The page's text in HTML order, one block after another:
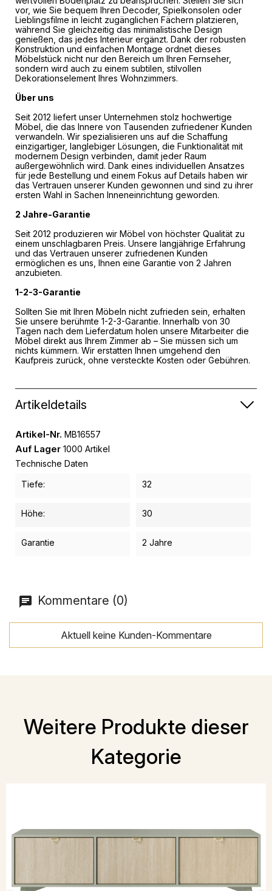
vor, wie Sie bequem Ihren Decoder, Spielkonsolen oder
Lieblingsfilme in leicht zugänglichen Fächern platzieren,
während Sie gleichzeitig das minimalistische Design
genießen, das jedes Interieur ergänzt. Dank der robusten
Konstruktion und einfachen Montage ordnet dieses
Möbelstück nicht nur den Bereich um Ihren Fernseher,
sondern wird auch zu einem subtilen, stilvollen
Dekorationselement Ihres Wohnzimmers.
Über uns
Seit 2012 liefert unser Unternehmen stolz hochwertige
Möbel, die das Innere von Tausenden zufriedener Kunden
verwandeln. Wir spezialisieren uns auf die Schaffung
einzigartiger, langlebiger Lösungen, die Funktionalität mit
modernem Design verbinden, damit jeder Raum
außergewöhnlich wird. Dank eines individuellen Ansatzes
für jede Bestellung und einem Fokus auf Details haben wir
das Vertrauen unserer Kunden gewonnen und sind zu ihrer
ersten Wahl in Sachen Inneneinrichtung geworden.
2 Jahre-Garantie
Seit 2012 produzieren wir Möbel von höchster Qualität zu
einem unschlagbaren Preis. Unsere langjährige Erfahrung
und das Vertrauen unserer zufriedenen Kunden
ermöglichen es uns, Ihnen eine Garantie von 2 Jahren
anzubieten.
1-2-3-Garantie
Sollten Sie mit Ihren Möbeln nicht zufrieden sein, erhalten
Sie unsere berühmte 1-2-3-Garantie. Innerhalb von 30
Tagen nach dem Lieferdatum holen unsere Mitarbeiter die
Möbel direkt aus Ihrem Zimmer ab – Sie müssen sich um
nichts kümmern. Wir erstatten Ihnen umgehend den
Kaufpreis zurück, ohne versteckte Kosten oder Gebühren.
Artikeldetails
Artikel-Nr. MB16557
Auf Lager 1000 Artikel
Technische Daten
Tiefe:
32
Höhe: 30
Garantie 2 Jahre
Kommentare (0)
Aktuell keine Kunden-Kommentare
Weitere Produkte dieser
Kategorie